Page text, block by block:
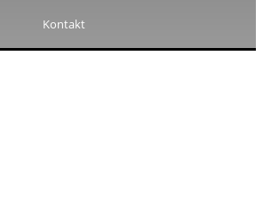
Kontakt